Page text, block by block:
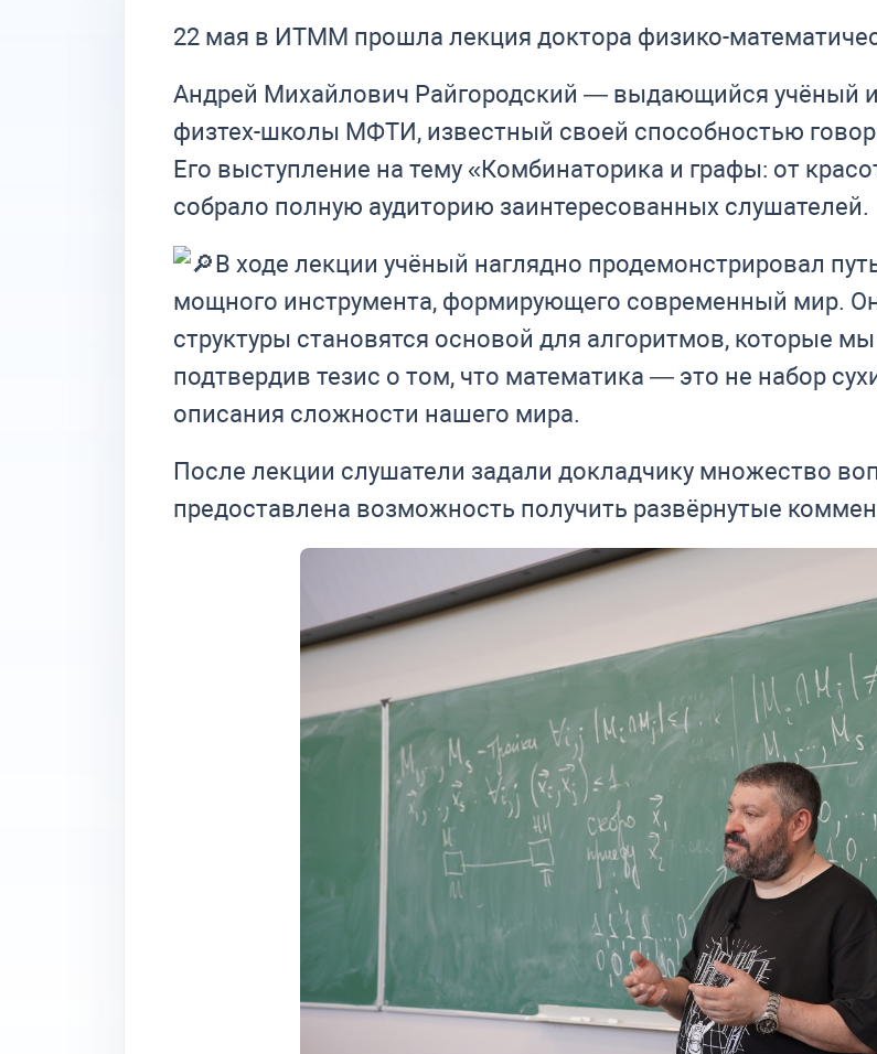
22 мая в ИТММ прошла лекция доктора физико-
Андрей Михайлович Райгородский — выдающийся учёный и
физтех-школы МФТИ, известный своей способностью
Его выступление на тему «Комбинаторика и графы: от
собрало полную аудиторию заинтересованных слушателей.
В ходе лекции учёный наглядно продемонстрировал
мощного инструмента, формирующего современный мир. Он
структуры становятся основой для алгоритмов, которые
подтвердив тезис о том, что математика — это не набор
описания сложности нашего мира.
После лекции слушатели задали докладчику множество
предоставлена возможность получить развёрнутые